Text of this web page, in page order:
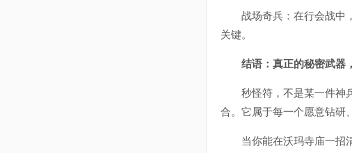
战场奇兵：在行会战中，
关键。
结语：真正的秘密武器
秒怪符，不是某一件神兵
合。它属于每一个愿意钻研
当你能在沃玛寺庙一招清